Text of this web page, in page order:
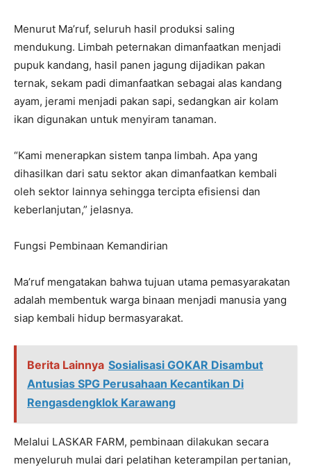
Menurut Ma’ruf, seluruh hasil produksi saling
mendukung. Limbah peternakan dimanfaatkan menjadi
pupuk kandang, hasil panen jagung dijadikan pakan
ternak, sekam padi dimanfaatkan sebagai alas kandang
ayam, jerami menjadi pakan sapi, sedangkan air kolam
ikan digunakan untuk menyiram tanaman.
“Kami menerapkan sistem tanpa limbah. Apa yang
dihasilkan dari satu sektor akan dimanfaatkan kembali
oleh sektor lainnya sehingga tercipta efisiensi dan
keberlanjutan,” jelasnya.
Fungsi Pembinaan Kemandirian
Ma’ruf mengatakan bahwa tujuan utama pemasyarakatan
adalah membentuk warga binaan menjadi manusia yang
siap kembali hidup bermasyarakat.
Berita Lainnya Sosialisasi GOKAR Disambut
Antusias SPG Perusahaan Kecantikan Di
Rengasdengklok Karawang
Melalui LASKAR FARM, pembinaan dilakukan secara
menyeluruh mulai dari pelatihan keterampilan pertanian,